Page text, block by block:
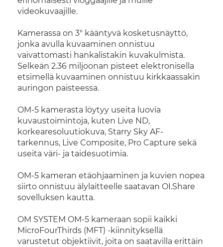
videokuvaajille.
Kamerassa on 3" kääntyvä kosketusnäyttö,
jonka avulla kuvaaminen onnistuu
vaivattomasti hankalistakin kuvakulmista.
Selkeän 2.36 miljoonan pisteet elektronisella
etsimellä kuvaaminen onnistuu kirkkaassakin
auringon paisteessa.
OM-5 kamerasta löytyy useita luovia
kuvaustoimintoja, kuten Live ND,
korkearesoluutiokuva, Starry Sky AF-
tarkennus, Live Composite, Pro Capture sekä
useita väri- ja taidesuotimia.
OM-5 kameran etäohjaaminen ja kuvien nopea
siirto onnistuu älylaitteelle saatavan OI.Share
sovelluksen kautta.
OM SYSTEM OM-5 kameraan sopii kaikki
MicroFourThirds (MFT) -kiinnityksellä
varustetut objektiivit, joita on saatavilla erittäin